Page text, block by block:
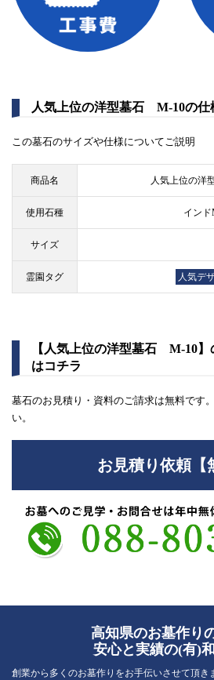
人気上位の洋型墓石 M-10の仕
この墓石のサイズや仕様についてご説明
商品名 人気上位の洋
使用石種 インド
サイズ
霊園タグ 人気デ
【人気上位の洋型墓石 M-10
はコチラ
墓石のお見積り・資料のご請求は無料です
い。
お見積り依頼【
高知県のお墓作り
安心と実績の(有)和
創業から多くのお墓作りをお手伝いさせて頂き